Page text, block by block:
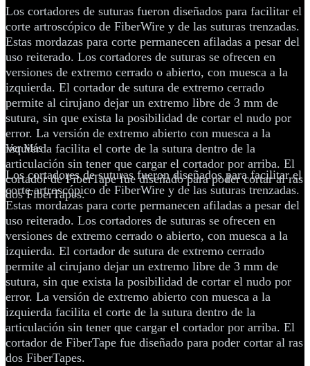
Los cortadores de suturas fueron diseñados para facilitar el
corte artroscópico de FiberWire y de las suturas trenzadas.
Estas mordazas para corte permanecen afiladas a pesar del
uso reiterado. Los cortadores de suturas se ofrecen en
versiones de extremo cerrado o abierto, con muesca a la
izquierda. El cortador de sutura de extremo cerrado
permite al cirujano dejar un extremo libre de 3 mm de
sutura, sin que exista la posibilidad de cortar el nudo por
error. La versión de extremo abierto con muesca a la
izquierda facilita el corte de la sutura dentro de la
articulación sin tener que cargar el cortador por arriba. El
cortador de FiberTape fue diseñado para poder cortar al ras
dos FiberTapes.
Ver Más
Los cortadores de suturas fueron diseñados para facilitar el
corte artroscópico de FiberWire y de las suturas trenzadas.
Estas mordazas para corte permanecen afiladas a pesar del
uso reiterado. Los cortadores de suturas se ofrecen en
versiones de extremo cerrado o abierto, con muesca a la
izquierda. El cortador de sutura de extremo cerrado
permite al cirujano dejar un extremo libre de 3 mm de
sutura, sin que exista la posibilidad de cortar el nudo por
error. La versión de extremo abierto con muesca a la
izquierda facilita el corte de la sutura dentro de la
articulación sin tener que cargar el cortador por arriba. El
cortador de FiberTape fue diseñado para poder cortar al ras
dos FiberTapes.